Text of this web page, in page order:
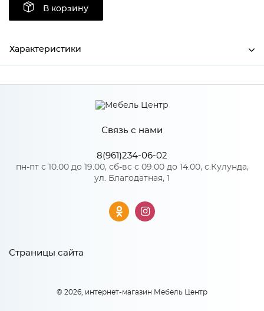
В корзину
Характеристики
Ширина 549
358
16
Сурская мебель
Кварц грей
МДФ
Особенности
Связь с нами
8(961)234-06-02
пн-пт с 10.00 до 19.00, сб-вс с 09.00 до 14.00, с.Кулунда,
ул. Благодатная, 1
Страницы сайта
© 2026, интернет-магазин Мебель Центр